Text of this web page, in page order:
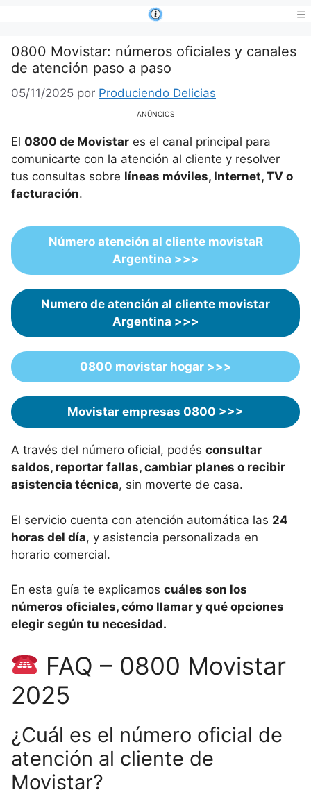
contenido
0800 Movistar: números oficiales y canales
de atención paso a paso
05/11/2025 por Produciendo Delicias
ANÚNCIOS
El 0800 de Movistar es el canal principal para
comunicarte con la atención al cliente y resolver
tus consultas sobre líneas móviles, Internet, TV o
facturación.
Número atención al cliente movistaR
Argentina >>>
Numero de atención al cliente movistar
Argentina >>>
0800 movistar hogar >>>
Movistar empresas 0800 >>>
A través del número oficial, podés consultar
saldos, reportar fallas, cambiar planes o recibir
asistencia técnica, sin moverte de casa.
El servicio cuenta con atención automática las 24
horas del día, y asistencia personalizada en
horario comercial.
En esta guía te explicamos cuáles son los
números oficiales, cómo llamar y qué opciones
elegir según tu necesidad.
FAQ – 0800 Movistar
2025
¿Cuál es el número oficial de
atención al cliente de
Movistar?